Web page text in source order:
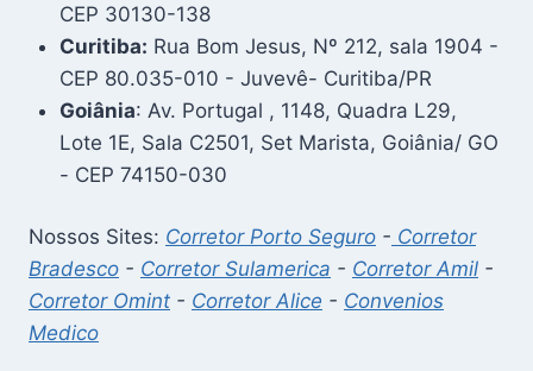
CEP 30130-138
Curitiba: Rua Bom Jesus, Nº 212, sala 1904 -
CEP 80.035-010 - Juvevê- Curitiba/PR
Goiânia: Av. Portugal , 1148, Quadra L29,
Lote 1E, Sala C2501, Set Marista, Goiânia/ GO
- CEP 74150-030
Nossos Sites: Corretor Porto Seguro - Corretor
Bradesco - Corretor Sulamerica - Corretor Amil -
Corretor Omint - Corretor Alice - Convenios
Medico